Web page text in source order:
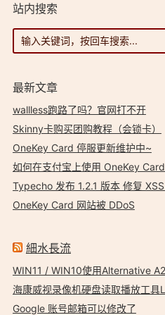
站内搜索
最新文章
wallless跑路了吗？官网打不开
Skinny卡购买团购教程（会锁卡）
OneKey Card 停服更新维护中~
如何在支付宝上使用 OneKey Card
Typecho 发布 1.2.1 版本 修复
OneKey Card 网站被 DDoS
細水長流
WIN11 / WIN10使用Alternative
海康威视录像机硬盘读取播放工
Google 账号邮箱可以修改了